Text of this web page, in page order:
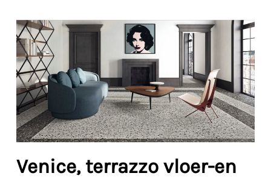
Venice, terrazzo vloer-en